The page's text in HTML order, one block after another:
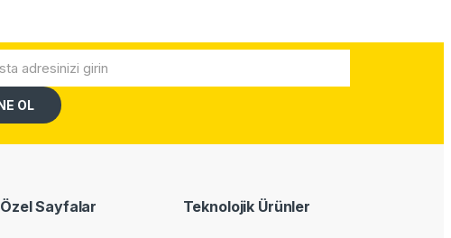
Özel Sayfalar Teknolojik Ürünler